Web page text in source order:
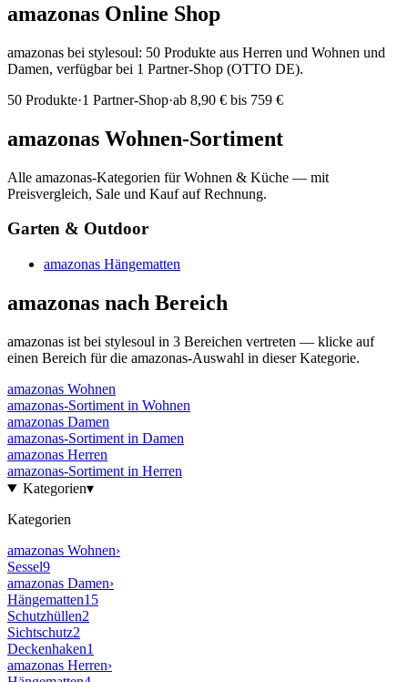
amazonas Online Shop
amazonas bei stylesoul: 50 Produkte aus Herren und Wohnen und
Damen, verfügbar bei 1 Partner-Shop (OTTO DE).
50 Produkte·1 Partner-Shop·ab 8,90 € bis 759 €
amazonas Wohnen-Sortiment
Alle amazonas-Kategorien für Wohnen & Küche — mit
Preisvergleich, Sale und Kauf auf Rechnung.
Garten & Outdoor
amazonas Hängematten
amazonas nach Bereich
amazonas ist bei stylesoul in 3 Bereichen vertreten — klicke auf
einen Bereich für die amazonas-Auswahl in dieser Kategorie.
amazonas Wohnen
amazonas-Sortiment in Wohnen
amazonas Damen
amazonas-Sortiment in Damen
amazonas Herren
amazonas-Sortiment in Herren
Kategorien▾
Kategorien
amazonas Wohnen›
Sessel9
amazonas Damen›
Hängematten15
Schutzhüllen2
Sichtschutz2
Deckenhaken1
amazonas Herren›